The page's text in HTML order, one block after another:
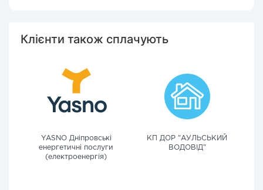
Клієнти також сплачують
YASNO Дніпровські
енергетичні послуги
(електроенергія)
КП ДОР "АУЛЬСЬКИЙ
ВОДОВІД"